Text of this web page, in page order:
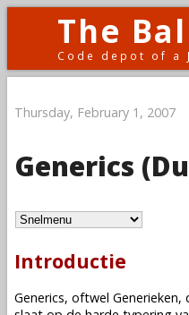
The
Code depot of a
Thursday, February 1, 2007
Generics
Introductie
Generics, oftwel Generieken,